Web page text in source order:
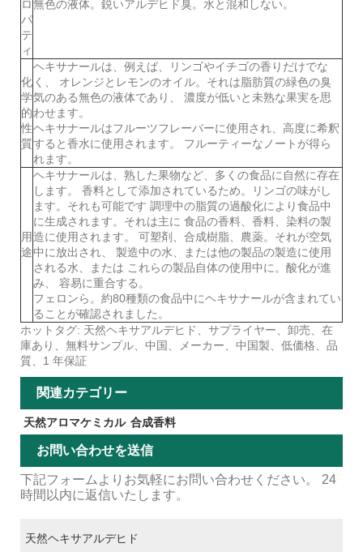
ロ
パ
テ
ィ
無色の液体。鋭いアルデヒド臭。水と混和しない。
化
学
的
性
質
ヘキサナールは、例えば、リンゴやイチゴの香りだけでな
く、 オレンジとレモンのオイル。それは脂肪質の緑色の臭
気のある無色の液体であり、 濃度が低いと未熟な果実を思
わせます。
ヘキサナールはフルーツフレーバーに使用され、高度に希釈
すると香水に使用されます。 フルーティーなノートが得ら
れます。
用
途
ヘキサナールは、熟した果物など、多くの食品に自然に存在
します。 香料として添加されているため。リンゴの味がし
ます。それも可能です 調理中の脂質の過酸化により食品中
に生成されます。それは主に 食品の香料、香料、染料の製
造に使用されます。 可塑剤、合成樹脂、農薬。それが空気
中に放出され、 製造中の水、または他の製品の製造に使用
される水、または これらの製品自体の使用中に。酸化が進
み、 容易に重合する。
フェロンら。約80種類の食品中にヘキサナールが含まれてい
ることが確認されました。
ホットタグ: 天然ヘキサアルデヒド、サプライヤー、卸売、在
庫あり、無料サンプル、中国、メーカー、中国製、低価格、品
質、1 年保証
関連カテゴリー
天然アロマケミカル 合成香料
お問い合わせを送信
下記フォームよりお気軽にお問い合わせください。 24
時間以内に返信いたします。